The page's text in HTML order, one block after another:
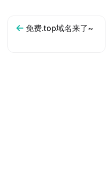
免费.top域名来了~